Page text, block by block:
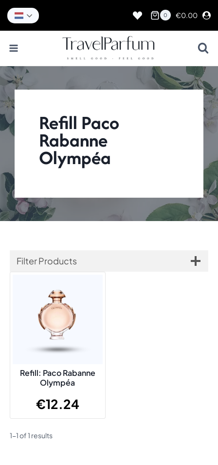
naar
inhoud
0 €0.00
Refill Paco
Rabanne
Olympéa
Filter Products
Refill: Paco Rabanne
Olympéa
€12.24
1-1 of 1 results